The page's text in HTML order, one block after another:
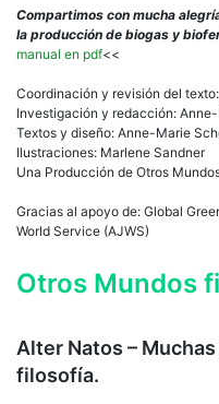
Compartimos con mucha
la producción de biogas y
manual en pdf<<
Coordinación y revisión del
Investigación y redacción:
Textos y diseño: Anne-Marie
Ilustraciones: Marlene Sandner
Una Producción de Otros
Gracias al apoyo de: Global
World Service (AJWS)
Otros Mundos
Alter Natos –
filosofía.